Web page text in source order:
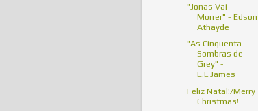
"Jonas Vai
Morrer" - Edson
Athayde
"As Cinquenta
Sombras de
Grey" -
E.L.James
Feliz Natal!/Merry
Christmas!